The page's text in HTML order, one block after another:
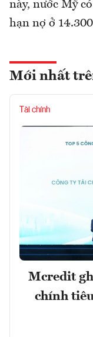
này, nước Mỹ
hạn nợ ở
Mới nhất
Tài chính
Mcredit
chính